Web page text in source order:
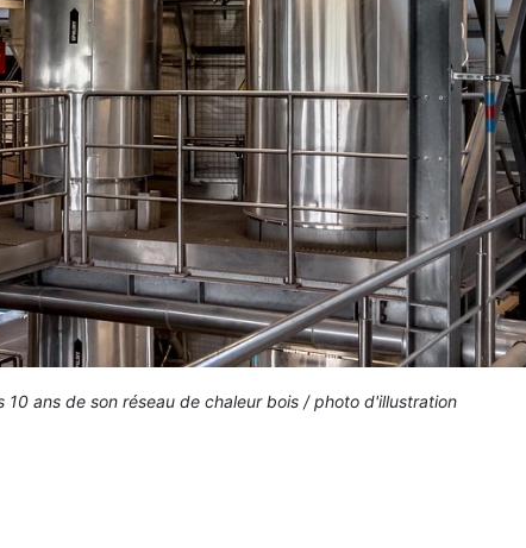
10 ans de son réseau de chaleur bois / photo d'illustration